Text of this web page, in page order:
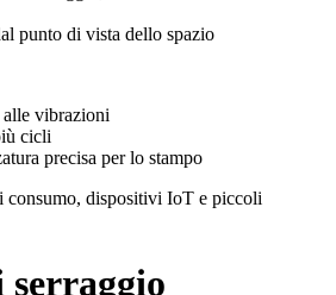
punto di vista dello spazio
alle vibrazioni
cicli
precisa per lo stampo
consumo, dispositivi IoT e piccoli